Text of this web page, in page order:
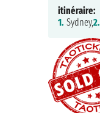
itinéraire:
1. Sydney,2.